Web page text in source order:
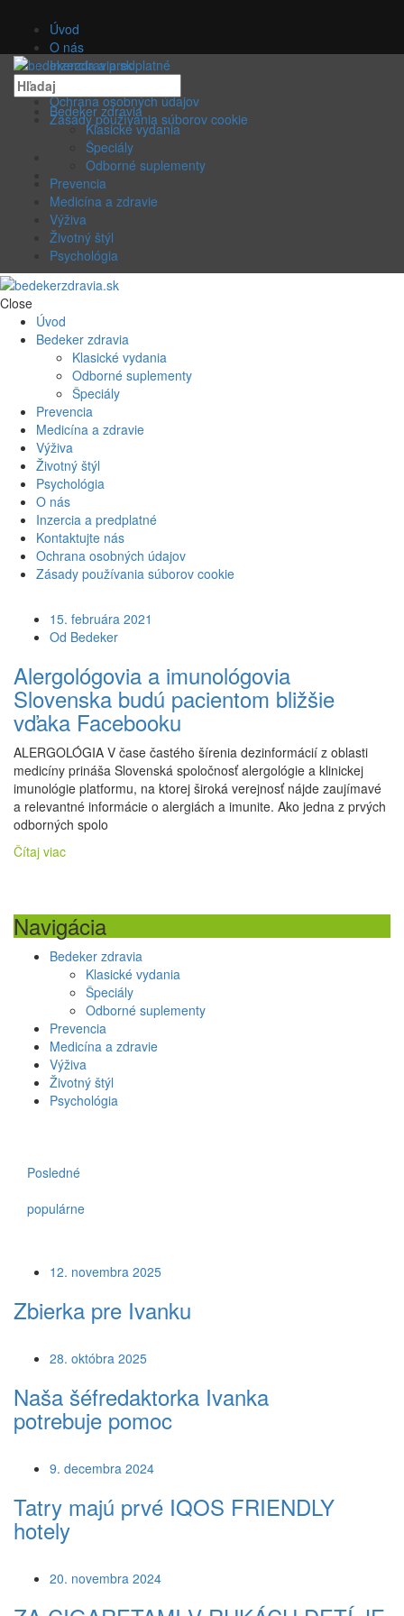
Úvod
O nás
Inzercia a predplatné
Kontaktujte nás
Ochrana osobných údajov
Zásady používania súborov cookie
Bedeker zdravia
Klasické vydania
Špeciály
Odborné suplementy
Prevencia
Medicína a zdravie
Výživa
Životný štýl
Psychológia
Close
Úvod
Bedeker zdravia
Klasické vydania
Odborné suplementy
Špeciály
Prevencia
Medicína a zdravie
Výživa
Životný štýl
Psychológia
O nás
Inzercia a predplatné
Kontaktujte nás
Ochrana osobných údajov
Zásady používania súborov cookie
15. februára 2021
Od Bedeker
Alergológovia a imunológovia
Slovenska budú pacientom bližšie
vďaka Facebooku
ALERGOLÓGIA V čase častého šírenia dezinformácií z oblasti
medicíny prináša Slovenská spoločnosť alergológie a klinickej
imunológie platformu, na ktorej široká verejnosť nájde zaujímavé
a relevantné informácie o alergiách a imunite. Ako jedna z prvých
odborných spolo
Čítaj viac
Navigácia
Bedeker zdravia
Klasické vydania
Špeciály
Odborné suplementy
Prevencia
Medicína a zdravie
Výživa
Životný štýl
Psychológia
Posledné
populárne
12. novembra 2025
Zbierka pre Ivanku
28. októbra 2025
Naša šéfredaktorka Ivanka
potrebuje pomoc
9. decembra 2024
Tatry majú prvé IQOS FRIENDLY
hotely
20. novembra 2024